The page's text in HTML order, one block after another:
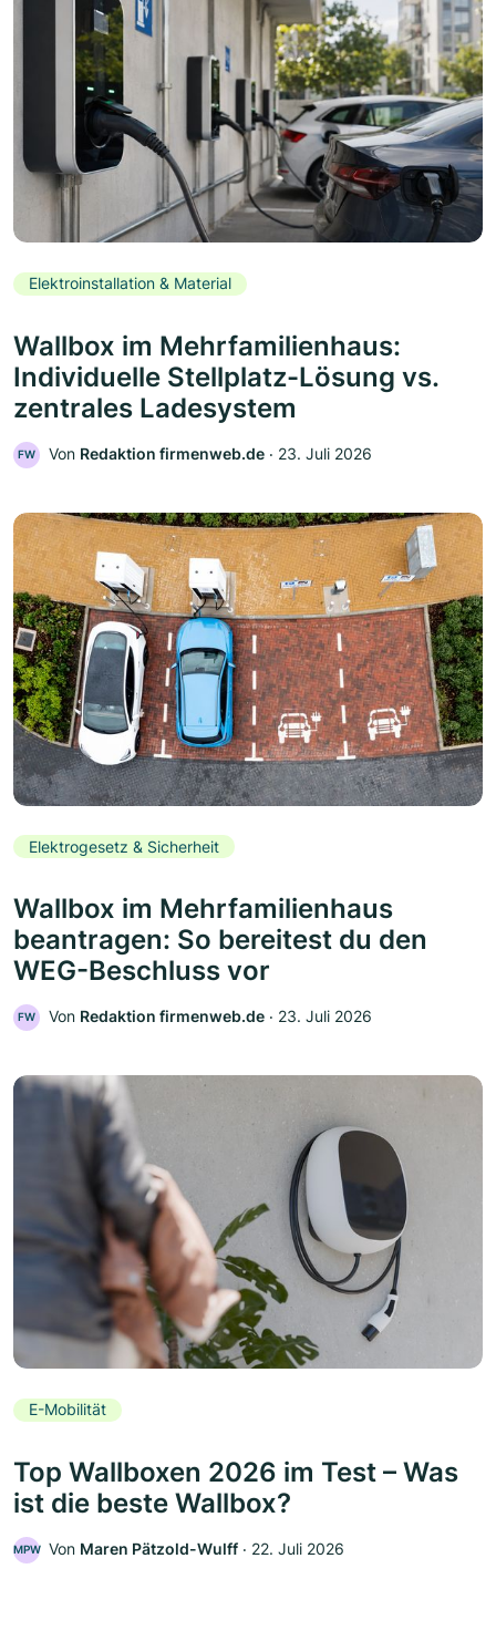
Elektroinstallation & Material
Wallbox im Mehrfamilienhaus:
Individuelle Stellplatz-Lösung vs.
zentrales Ladesystem
FW Von Redaktion firmenweb.de ‧ 23. Juli 2026
Elektrogesetz & Sicherheit
Wallbox im Mehrfamilienhaus
beantragen: So bereitest du den
WEG-Beschluss vor
FW Von Redaktion firmenweb.de ‧ 23. Juli 2026
E-Mobilität
Top Wallboxen 2026 im Test – Was
ist die beste Wallbox?
MPW Von Maren Pätzold-Wulff ‧ 22. Juli 2026